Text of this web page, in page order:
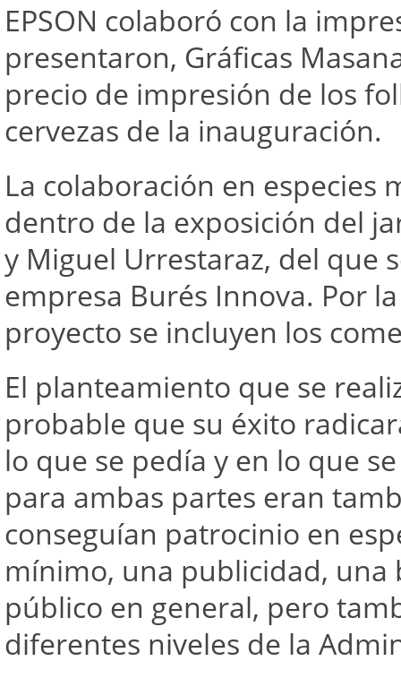
EPSON colaboró con la
presentaron, Gráficas
precio de impresión de los
cervezas de la inauguración.
La colaboración en especies
dentro de la exposición del
y Miguel Urrestaraz, del que
empresa Burés Innova. Por
proyecto se incluyen los
El planteamiento que se
probable que su éxito
lo que se pedía y en lo que
para ambas partes eran
conseguían patrocinio en
mínimo, una publicidad, una
público en general, pero
diferentes niveles de la